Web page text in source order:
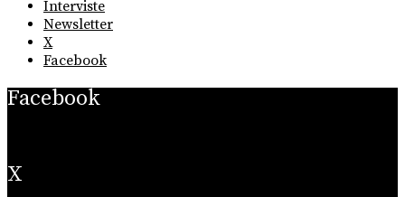
Interviste
Newsletter
X
Facebook
Facebook
X